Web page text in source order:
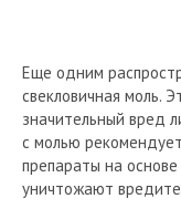
Еще одним
свекловичная моль.
значительный вред
с молью
препараты на
уничтожают